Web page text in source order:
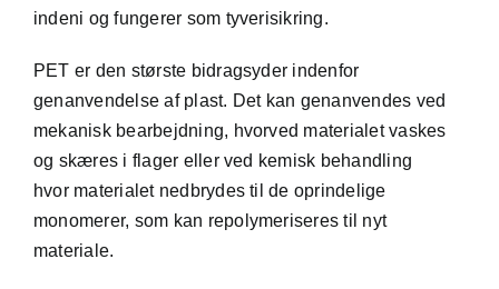
indeni og fungerer som tyverisikring.
PET er den største bidragsyder indenfor
genanvendelse af plast. Det kan genanvendes ved
mekanisk bearbejdning, hvorved materialet vaskes
og skæres i flager eller ved kemisk behandling
hvor materialet nedbrydes til de oprindelige
monomerer, som kan repolymeriseres til nyt
materiale.